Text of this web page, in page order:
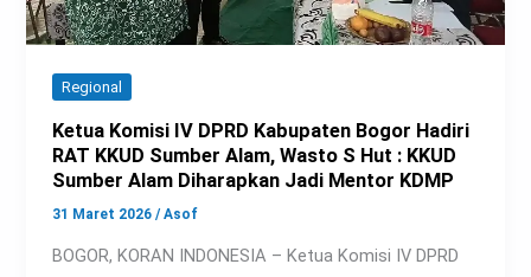
Regional
Ketua Komisi IV DPRD Kabupaten Bogor Hadiri
RAT KKUD Sumber Alam, Wasto S Hut : KKUD
Sumber Alam Diharapkan Jadi Mentor KDMP
31 Maret 2026/Asof
BOGOR, KORAN INDONESIA – Ketua Komisi IV DPRD